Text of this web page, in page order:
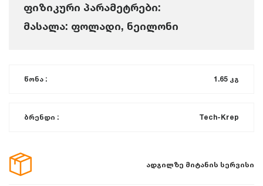
ფიზიკური პარამეტრები:
მასალა: ფოლადი, ნეილონი
წონა : 1.65 კგ
ბრენდი : Tech-Krep
ადგილზე მიტანის სერვისი